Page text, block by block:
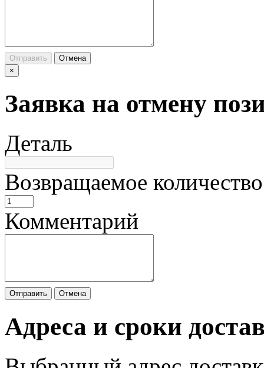
Отправить
Отмена
×
Заявка на отмену
Деталь
Возвращаемое количество
Комментарий
Отправить Отмена
Адреса и сроки